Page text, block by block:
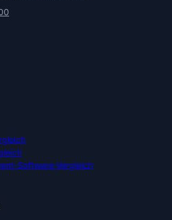
Software-Vergleich